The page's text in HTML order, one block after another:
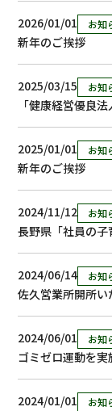
2026/01/01 お知
新年のご挨拶
2025/03/15 お知
「健康経営優良
2025/01/01 お知
新年のご挨拶
2024/11/12 お知
長野県「社員の
2024/06/14 お知
佐久営業所開所い
2024/06/01 お知
ゴミゼロ運動を実
2024/01/01 お知